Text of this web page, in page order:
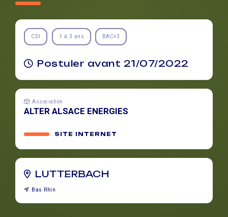
CDI 1 à 3 ans BAC+3
Postuler avant 21/07/2022
Association
ALTER ALSACE ENERGIES
SITE INTERNET
LUTTERBACH
Bas Rhin